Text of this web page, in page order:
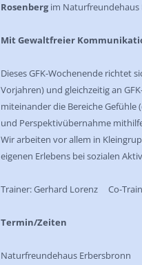
Rosenbergim Naturfreundehaus
Mit Gewaltfreier
Dieses GFK-Wochenende richtet
Vorjahren) und gleichzeitig an
miteinander die Bereiche
und Perspektivübernahme
Wir arbeiten vor allem in
eigenen Erlebens bei sozialen
Trainer: Gerhard Lorenz Co-
Termin/Zeiten
Naturfreundehaus Erbersbronn